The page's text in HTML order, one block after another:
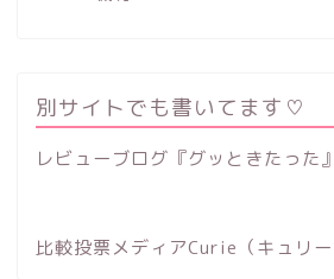
別サイトでも書いてます♡
レビューブログ『グッときたった』
比較投票メディアCurie（キュリー